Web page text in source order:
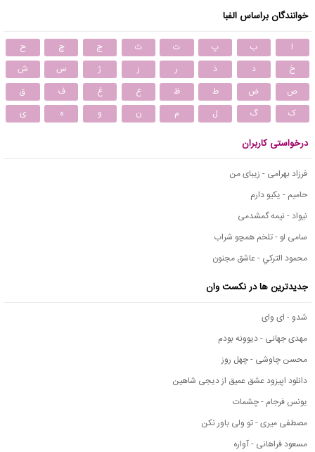
خوانندگان براساس الفبا
ا ب پ ت ث ج چ
ح
خ
د ذ ر ز ژ س
ش
ص
ض ط ظ ع غ ف
ق
ک
گ ل م ن و ه ی
درخواستی کاربران
فرزاد بهرامی - زیبای من
حامیم - یکیو دارم
نیواد - نیمه گمشدمی
سامی لو - تلخم همچو شراب
محمود التركي - عاشق مجنون
جدیدترین ها در نکست وان
شدو - ای وای
مهدی جهانی - دیوونه بودم
محسن چاوشی - چهل روز
دانلود اپیزود عشق عمیق از دیجی شاهین
یونس فرجام - چشمات
مصطفی میری - تو ولی باور نکن
مسعود فراهانی - آواره